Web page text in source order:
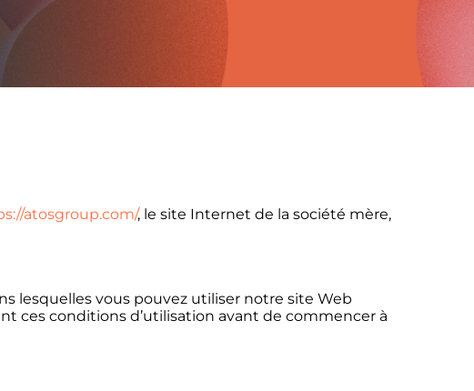
atosgroup.com/, le site Internet de la société mère,
lesquelles vous pouvez utiliser notre site Web
ces conditions d’utilisation avant de commencer à